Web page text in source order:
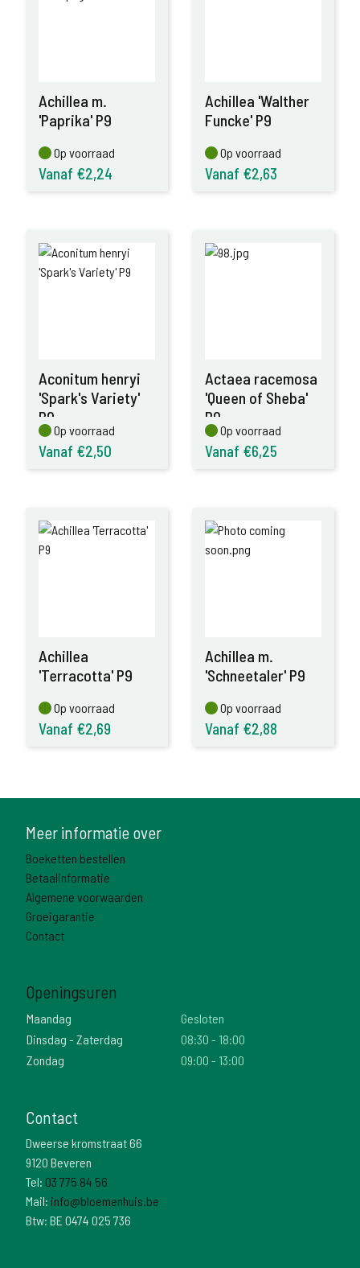
Achillea m.
'Paprika' P9
Op voorraad
Op voorraad
Vanaf €2,24
Achillea 'Walther
Funcke' P9
Op voorraad
Op voorraad
Vanaf €2,63
Aconitum henryi
'Spark's Variety'
P9
Op voorraad
Op voorraad
Vanaf €2,50
Actaea racemosa
'Queen of Sheba'
P9
Op voorraad
Op voorraad
Vanaf €6,25
Achillea
'Terracotta' P9
Op voorraad
Op voorraad
Vanaf €2,69
Achillea m.
'Schneetaler' P9
Op voorraad
Op voorraad
Vanaf €2,88
Meer informatie over
Boeketten bestellen
Betaalinformatie
Algemene voorwaarden
Groeigarantie
Contact
Openingsuren
Maandag
Gesloten
Dinsdag - Zaterdag
08:30 - 18:00
Zondag
09:00 - 13:00
Contact
Dweerse kromstraat 66
9120 Beveren
Tel: 03 775 84 56
Mail: info@bloemenhuis.be
Btw: BE 0474 025 736